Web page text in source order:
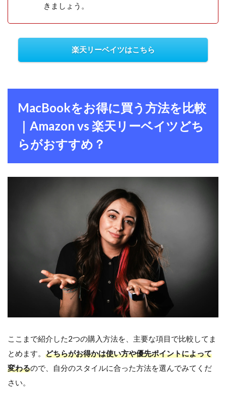
きましょう。
楽天リーベイツはこちら
MacBookをお得に買う方法を比較
｜Amazon vs 楽天リーベイツどち
らがおすすめ？
ここまで紹介した2つの購入方法を、主要な項目で比較してま
とめます。 どちらがお得かは使い方や優先ポイントによって
変わるので、自分のスタイルに合った方法を選んでみてくだ
さい。